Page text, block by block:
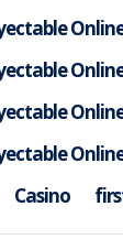
Casino